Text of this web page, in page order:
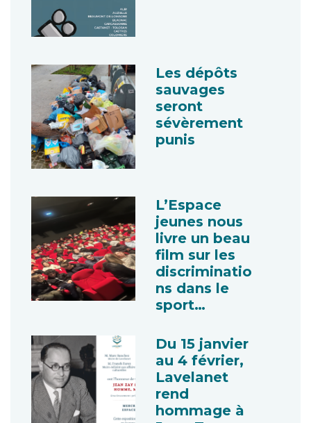
Les dépôts
sauvages
seront
sévèrement
punis
L’Espace
jeunes nous
livre un beau
film sur les
discriminatio
ns dans le
sport…
Du 15 janvier
au 4 février,
Lavelanet
rend
hommage à